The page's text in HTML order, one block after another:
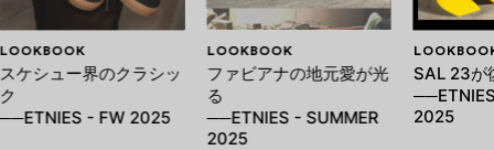
LOOKBOOK
スケシュー界のクラシッ
ク
──ETNIES - FW 2025
LOOKBOOK
ファビアナの地元愛が光
る
──ETNIES - SUMMER
2025
SAL 23が
2025